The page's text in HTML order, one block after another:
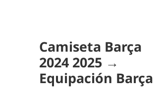
Camiseta Barça
2024 2025 →
Equipación Barça